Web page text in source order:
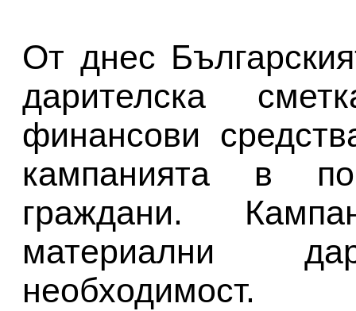
От днес
дарителска
финансови
кампанията в
граждани.
материални
необходимост.